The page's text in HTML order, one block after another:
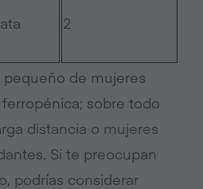
2
de mujeres
sobre todo
distancia o mujeres
Si te preocupan
podrías considerar